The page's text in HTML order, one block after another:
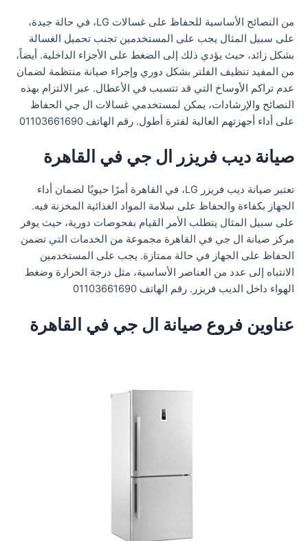
من النصائح الأساسية للحفاظ على غسالات LG، في حالة جيدة،
على سبيل المثال يجب على المستخدمين تجنب تحميل الغسالة
بشكل زائد، حيث يؤدي ذلك إلى الضغط على الأجزاء الداخلية. أيضاً،
من المفيد تنظيف الفلتر بشكل دوري وإجراء صيانة منتظمة لضمان
عدم تراكم الأوساخ التي قد تتسبب في الأعطال. عبر الالتزام بهذه
النصائح والإرشادات، يمكن لمستخدمي غسالات ال جي الحفاظ
على أداء أجهزتهم العالية لفترة أطول. رقم الهاتف 01103661690
صيانة ديب فريزر ال جي في القاهرة
تعتبر صيانة ديب فريزر LG، في القاهرة أمرًا حيويًا لضمان أداء
الجهاز بكفاءة والحفاظ على سلامة المواد الغذائية المخزنة فيه.
على سبيل المثال يتطلب الأمر القيام بفحوصات دورية، حيث يوفر
مركز صيانة ال جي في القاهرة مجموعة من الخدمات التي تضمن
الحفاظ على الجهاز في حالة ممتازة. يجب على المستخدمين
الانتباه إلى عدد من العناصر الأساسية، مثل درجة الحرارة وضغط
الهواء داخل الديب فريزر. رقم الهاتف 01103661690
عناوين فروع صيانة ال جي في القاهرة